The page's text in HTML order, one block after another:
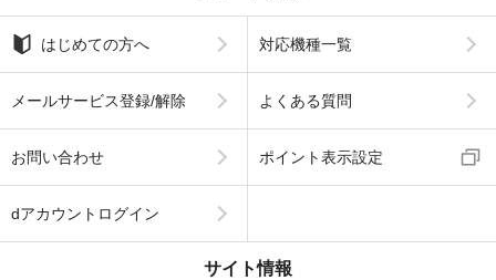
はじめての方へ 対応機種一覧
メールサービス登録/解除 よくある質問
お問い合わせ ポイント表示設定
dアカウントログイン
サイト情報